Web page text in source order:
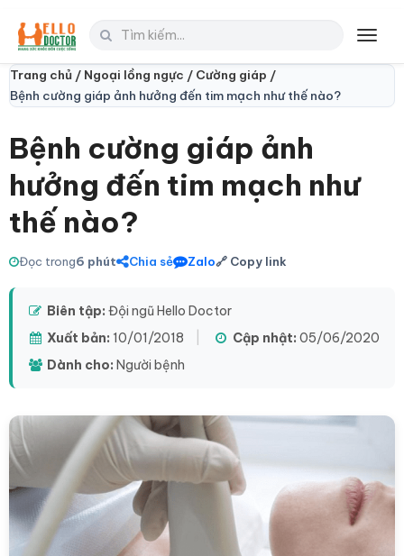
Trang chủ / Ngoại lồng ngực / Cường giáp /
Bệnh cường giáp ảnh hưởng đến tim mạch như thế nào?
Bệnh cường giáp ảnh
hưởng đến tim mạch như
thế nào?
Đọc trong6 phút Chia sẻ Zalo🔗 Copy link
Biên tập: Đội ngũ Hello Doctor
Xuất bản: 10/01/2018 Cập nhật: 05/06/2020
Dành cho: Người bệnh